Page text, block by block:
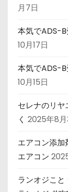
月7日
本気でADS-
10月17日
本気でADS-
10月15日
セレナのリ
く 2025年8月
エアコン添
エアコン
ランオジこ